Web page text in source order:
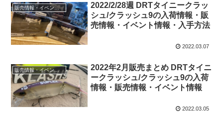
販売情報・イベント情報
2022/2/28週 DRTタイニークラッ
シュ/クラッシュ9の入荷情報・販
売情報・イベント情報・入手方法
2022.03.07
販売情報・イベント情報
2022年2月販売まとめ DRTタイニ
ークラッシュ/クラッシュ9の入荷
情報・販売情報・イベント情報
2022.03.05